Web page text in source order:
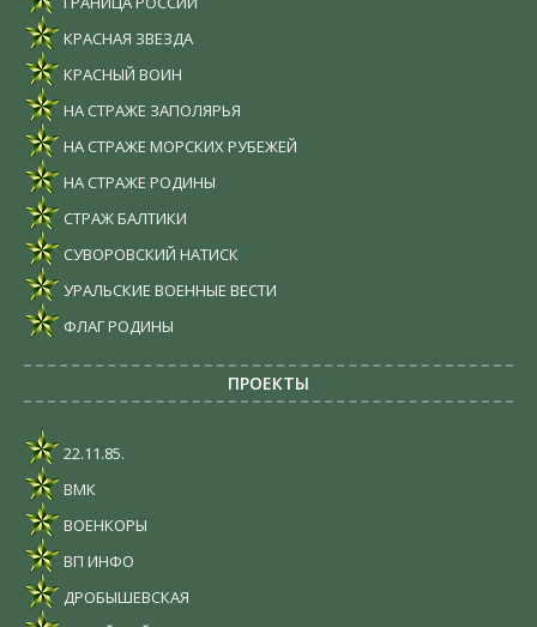
КРАСНАЯ ЗВЕЗДА
КРАСНЫЙ ВОИН
НА СТРАЖЕ ЗАПОЛЯРЬЯ
НА СТРАЖЕ МОРСКИХ РУБЕЖЕЙ
НА СТРАЖЕ РОДИНЫ
СТРАЖ БАЛТИКИ
СУВОРОВСКИЙ НАТИСК
УРАЛЬСКИЕ ВОЕННЫЕ ВЕСТИ
ФЛАГ РОДИНЫ
ПРОЕКТЫ
22.11.85.
ВМК
ВОЕНКОРЫ
ВП ИНФО
ДРОБЫШЕВСКАЯ